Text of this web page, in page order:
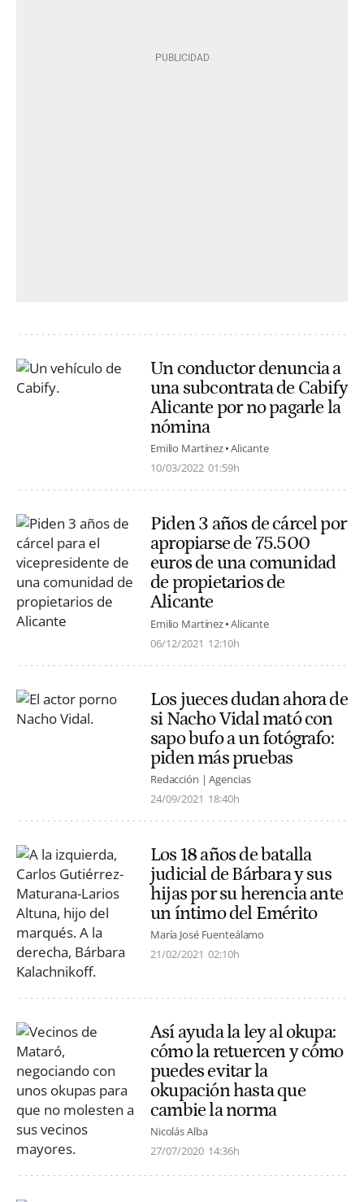
Un conductor denuncia a
una subcontrata de Cabify
Alicante por no pagarle la
nómina
Emilio Martínez Alicante
10/03/2022 01:59h
Piden 3 años de cárcel por
apropiarse de 75.500
euros de una comunidad
de propietarios de
Alicante
Emilio Martínez Alicante
06/12/2021 12:10h
Los jueces dudan ahora de
si Nacho Vidal mató con
sapo bufo a un fotógrafo:
piden más pruebas
Redacción | Agencias
24/09/2021 18:40h
Los 18 años de batalla
judicial de Bárbara y sus
hijas por su herencia ante
un íntimo del Emérito
María José Fuenteálamo
21/02/2021 02:10h
Así ayuda la ley al okupa:
cómo la retuercen y cómo
puedes evitar la
okupación hasta que
cambie la norma
Nicolás Alba
27/07/2020 14:36h